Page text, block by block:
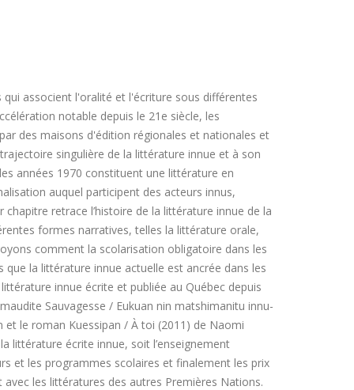
associent l'oralité et l'écriture sous différentes
notable depuis le 21e siècle, les
des maisons d'édition régionales et nationales et
singulière de la littérature innue et à son
années 1970 constituent une littérature en
auquel participent des acteurs innus,
retrace l’histoire de la littérature innue de la
formes narratives, telles la littérature orale,
comment la scolarisation obligatoire dans les
la littérature innue actuelle est ancrée dans les
innue écrite et publiée au Québec depuis
Sauvagesse / Eukuan nin matshimanitu innu-
et le roman Kuessipan / À toi (2011) de Naomi
littérature écrite innue, soit l’enseignement
et les programmes scolaires et finalement les prix
les littératures des autres Premières Nations.